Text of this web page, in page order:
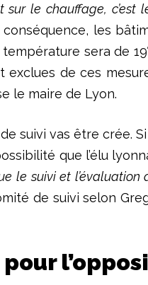
sur le chauffage,
les
sera de
exclues de ces
le maire de Lyon.
suivi vas être crée.
que l’élu
le suivi et
de suivi selon